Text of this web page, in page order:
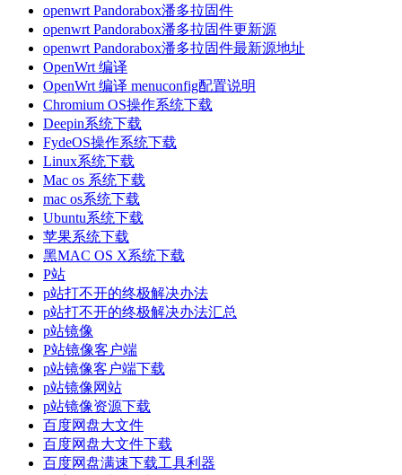
openwrt Pandorabox潘多拉固件
openwrt Pandorabox潘多拉固件更新源
openwrt Pandorabox潘多拉固件最新源地址
OpenWrt 编译
OpenWrt 编译 menuconfig配置说明
Chromium OS操作系统下载
Deepin系统下载
FydeOS操作系统下载
Linux系统下载
Mac os 系统下载
mac os系统下载
Ubuntu系统下载
苹果系统下载
黑MAC OS X系统下载
P站
p站打不开的终极解决办法
p站打不开的终极解决办法汇总
p站镜像
P站镜像客户端
p站镜像客户端下载
p站镜像网站
p站镜像资源下载
百度网盘大文件
百度网盘大文件下载
百度网盘满速下载工具利器